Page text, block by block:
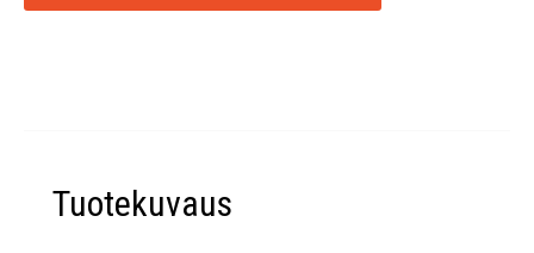
Tuotekuvaus